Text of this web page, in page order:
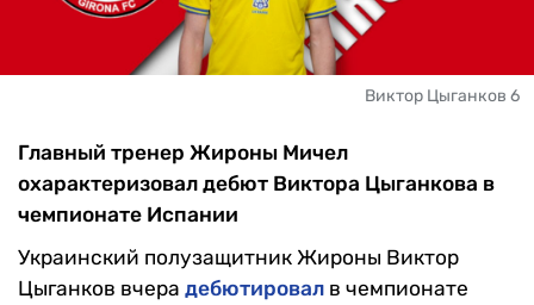
Виктор Цыганков 6
Главный тренер Жироны Мичел
охарактеризовал дебют Виктора Цыганкова в
чемпионате Испании
Украинский полузащитник Жироны Виктор
Цыганков вчера дебютировал в чемпионате